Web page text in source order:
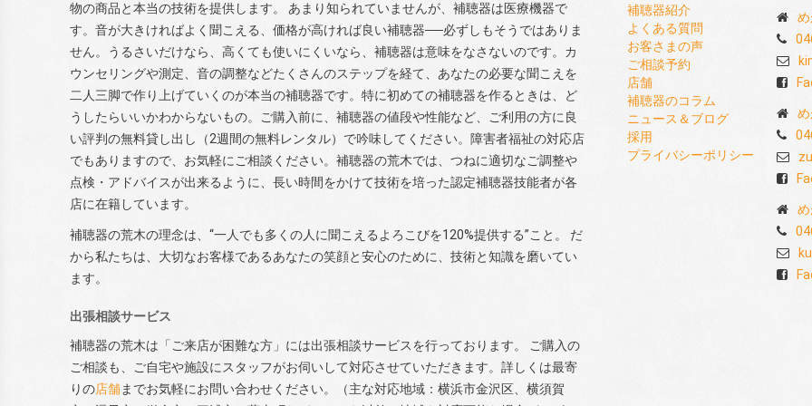
物の商品と本当の技術を提供します。 あまり知られていませんが、補聴器は医療機器で
す。音が大きければよく聞こえる、価格が高ければ良い補聴器──必ずしもそうではありま
せん。うるさいだけなら、高くても使いにくいなら、補聴器は意味をなさないのです。カ
ウンセリングや測定、音の調整などたくさんのステップを経て、あなたの必要な聞こえを
二人三脚で作り上げていくのが本当の補聴器です。特に初めての補聴器を作るときは、ど
うしたらいいかわからないもの。ご購入前に、補聴器の値段や性能など、ご利用の方に良
い評判の無料貸し出し（2週間の無料レンタル）で吟味してください。障害者福祉の対応店
でもありますので、お気軽にご相談ください。補聴器の荒木では、つねに適切なご調整や
点検・アドバイスが出来るように、長い時間をかけて技術を培った認定補聴器技能者が各
店に在籍しています。
補聴器の荒木の理念は、“一人でも多くの人に聞こえるよろこびを120%提供する”こと。 だ
から私たちは、大切なお客様であるあなたの笑顔と安心のために、技術と知識を磨いてい
ます。
出張相談サービス
補聴器の荒木は「ご来店が困難な方」には出張相談サービスを行っております。 ご購入の
ご相談も、ご自宅や施設にスタッフがお伺いして対応させていただきます。詳しくは最寄
りの店舗までお気軽にお問い合わせください。（主な対応地域：横浜市金沢区、横須賀
補聴器紹介
よくある質問
お客さまの声
ご相談予約
店舗
補聴器のコラム
ニュース＆ブログ
採用
プライバシーポリシー